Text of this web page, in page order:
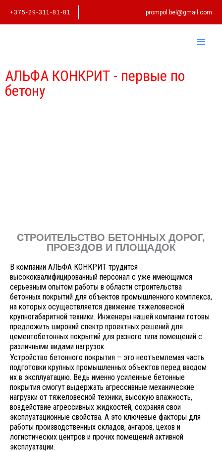
+375-29-311-81-81 prompol.bel@gmail.com
АЛЬФА КОНКРИТ - первые по
бетону
СТРОИТЕЛЬСТВО БЕТОННЫХ ДОРОГ,
ПРОЕЗДОВ И ПЛОЩАДОК
В компании АЛЬФА КОНКРИТ трудится
высококвалифицированный персонал с уже имеющимся
серьезным опытом работы в области строительства
бетонных покрытий для объектов промышленного комплекса,
на которых осуществляется движение тяжеловесной
крупногабаритной техники. Инженеры нашей компании готовы
предложить широкий спектр проектных решений для
цементобетонных покрытий для разного типа помещений с
различными видами нагрузок.
Устройство бетонного покрытия – это неотъемлемая часть
подготовки крупных промышленных объектов перед вводом
их в эксплуатацию. Ведь именно усиленные бетонные
покрытия смогут выдержать агрессивные механические
нагрузки от тяжеловесной техники, высокую влажность,
воздействие агрессивных жидкостей, сохраняя свои
эксплуатационные свойства. А это ключевые факторы для
работы производственных складов, ангаров, цехов и
логистических центров и прочих помещений активной
эксплуатации.